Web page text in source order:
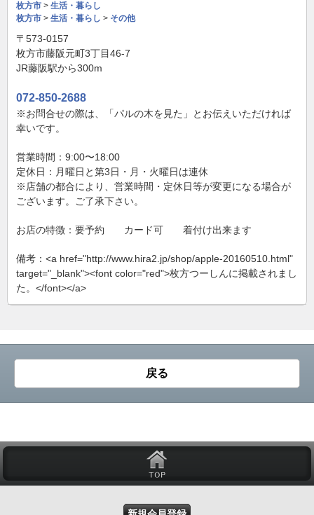
枚方市 > 生活・暮らし
枚方市 > 生活・暮らし > その他
〒573-0157
枚方市藤阪元町3丁目46-7
JR藤阪駅から300m
072-850-2688
※お問合せの際は、「パルの木を見た」とお伝えいただければ
幸いです。
営業時間：9:00〜18:00
定休日：月曜日と第3日・月・火曜日は連休
※店舗の都合により、営業時間・定休日等が変更になる場合が
ございます。ご了承下さい。
お店の特徴：要予約 カード可 着付け出来ます
備考：<a href="http://www.hira2.jp/shop/apple-20160510.html"
target="_blank"><font color="red">枚方つーしんに掲載されまし
た。</font></a>
戻る